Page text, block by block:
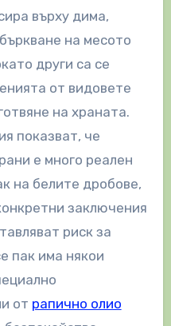
върху дима,
на месото
други са се
от видовете
на храната.
показват, че
е много реален
на белите дробове,
заключения
риск за
пак има някои
от рапично олио